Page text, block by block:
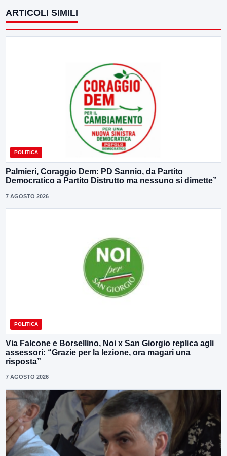
ARTICOLI SIMILI
POLITICA
Palmieri, Coraggio Dem: PD Sannio, da Partito
Democratico a Partito Distrutto ma nessuno si dimette”
7 AGOSTO 2026
POLITICA
Via Falcone e Borsellino, Noi x San Giorgio replica agli
assessori: “Grazie per la lezione, ora magari una
risposta”
7 AGOSTO 2026